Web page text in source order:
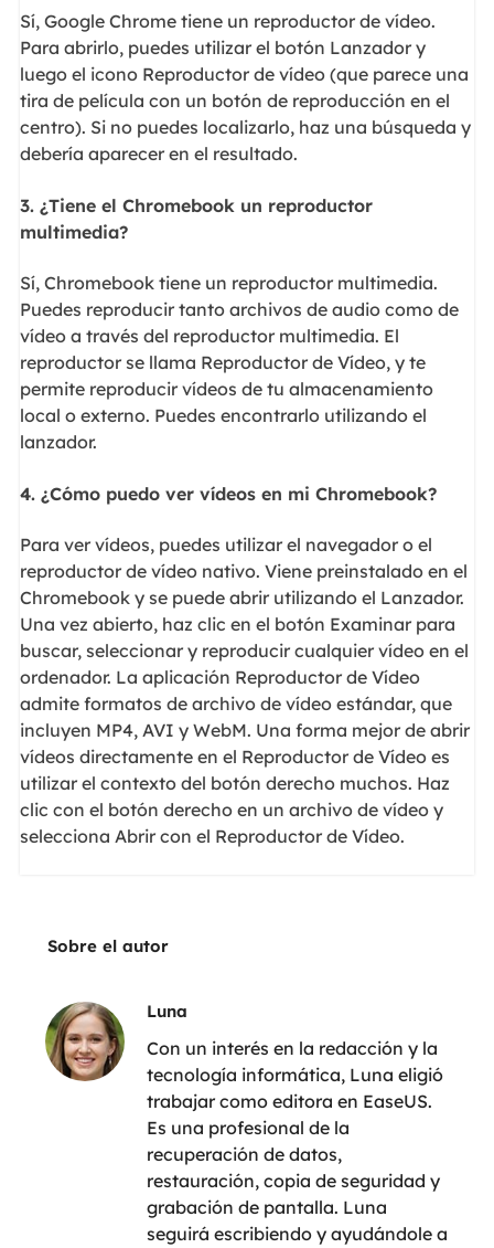
Sí, Google Chrome tiene un reproductor de vídeo.
Para abrirlo, puedes utilizar el botón Lanzador y
luego el icono Reproductor de vídeo (que parece una
tira de película con un botón de reproducción en el
centro). Si no puedes localizarlo, haz una búsqueda y
debería aparecer en el resultado.
3. ¿Tiene el Chromebook un reproductor
multimedia?
Sí, Chromebook tiene un reproductor multimedia.
Puedes reproducir tanto archivos de audio como de
vídeo a través del reproductor multimedia. El
reproductor se llama Reproductor de Vídeo, y te
permite reproducir vídeos de tu almacenamiento
local o externo. Puedes encontrarlo utilizando el
lanzador.
4. ¿Cómo puedo ver vídeos en mi Chromebook?
Para ver vídeos, puedes utilizar el navegador o el
reproductor de vídeo nativo. Viene preinstalado en el
Chromebook y se puede abrir utilizando el Lanzador.
Una vez abierto, haz clic en el botón Examinar para
buscar, seleccionar y reproducir cualquier vídeo en el
ordenador. La aplicación Reproductor de Vídeo
admite formatos de archivo de vídeo estándar, que
incluyen MP4, AVI y WebM. Una forma mejor de abrir
vídeos directamente en el Reproductor de Vídeo es
utilizar el contexto del botón derecho muchos. Haz
clic con el botón derecho en un archivo de vídeo y
selecciona Abrir con el Reproductor de Vídeo.
Sobre el autor
Luna
Con un interés en la redacción y la
tecnología informática, Luna eligió
trabajar como editora en EaseUS.
Es una profesional de la
recuperación de datos,
restauración, copia de seguridad y
grabación de pantalla. Luna
seguirá escribiendo y ayudándole a